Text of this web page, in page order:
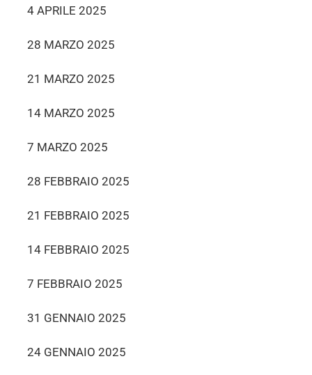
4 APRILE 2025
28 MARZO 2025
21 MARZO 2025
14 MARZO 2025
7 MARZO 2025
28 FEBBRAIO 2025
21 FEBBRAIO 2025
14 FEBBRAIO 2025
7 FEBBRAIO 2025
31 GENNAIO 2025
24 GENNAIO 2025